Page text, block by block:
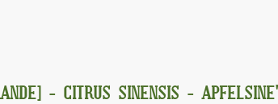
- CITRUS SINENSIS -